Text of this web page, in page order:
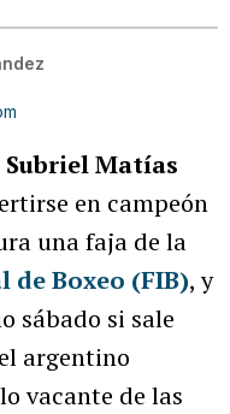
Subriel Matías
en campeón
una faja de la
Boxeo (FIB), y
sábado si sale
argentino
vacante de las